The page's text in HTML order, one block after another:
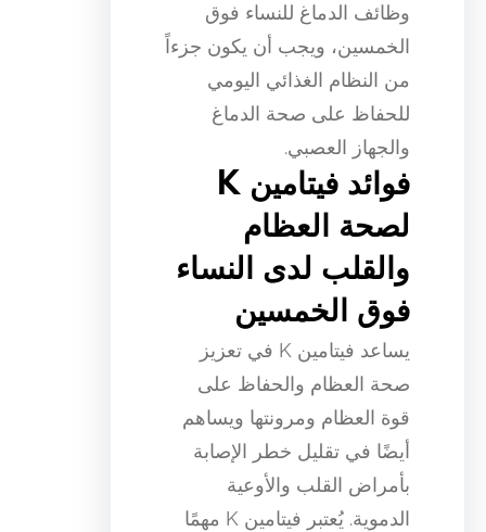
وظائف الدماغ للنساء فوق
الخمسين، ويجب أن يكون جزءاً
من النظام الغذائي اليومي
للحفاظ على صحة الدماغ
والجهاز العصبي.
فوائد فيتامين K
لصحة العظام
والقلب لدى النساء
فوق الخمسين
يساعد فيتامين K في تعزيز
صحة العظام والحفاظ على
قوة العظام ومرونتها ويساهم
أيضًا في تقليل خطر الإصابة
بأمراض القلب والأوعية
الدموية. يُعتبر فيتامين K مهمًا